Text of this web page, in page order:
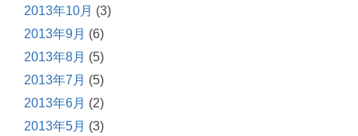
2013年10月 (3)
2013年9月 (6)
2013年8月 (5)
2013年7月 (5)
2013年6月 (2)
2013年5月 (3)